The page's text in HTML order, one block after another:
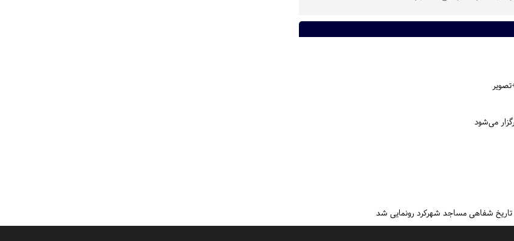
تاریخ شفاهی مساجد شهرکرد رونمایی شد